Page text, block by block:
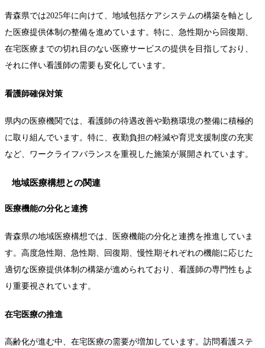
青森県では2025年に向けて、地域包括ケアシステムの構築を軸とし
た医療提供体制の整備を進めています。特に、急性期から回復期、
在宅医療までの切れ目のない医療サービスの提供を目指しており、
それに伴い看護師の需要も変化しています。
看護師確保対策
県内の医療機関では、看護師の待遇改善や勤務環境の整備に積極的
に取り組んでいます。特に、夜勤負担の軽減や育児支援制度の充実
など、ワークライフバランスを重視した施策が展開されています。
地域医療構想との関連
医療機能の分化と連携
青森県の地域医療構想では、医療機能の分化と連携を推進していま
す。高度急性期、急性期、回復期、慢性期それぞれの機能に応じた
適切な医療提供体制の構築が進められており、看護師の専門性もよ
り重要視されています。
在宅医療の推進
高齢化が進む中、在宅医療の需要が増加しています。訪問看護ステ